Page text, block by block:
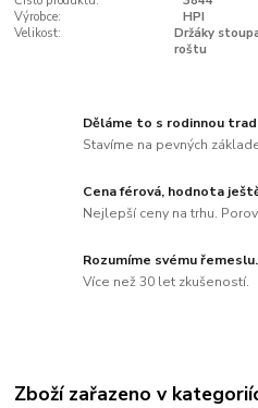
Výrobce:
HPI
Velikost:
Držáky
roštu
Děláme to s rodinnou
Stavíme na pevných
Cena férová, hodnota
Nejlepší ceny na trhu.
Rozumíme svému
Více než 30 let zkušeností.
Zboží zařazeno v